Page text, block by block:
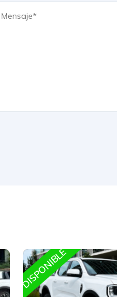
DISPONIBLE